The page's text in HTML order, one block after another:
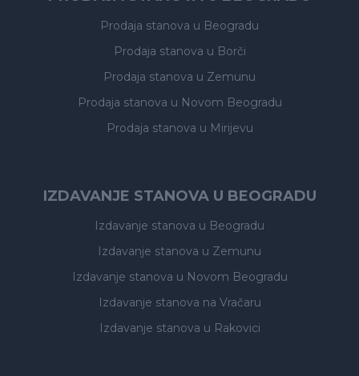
Prodaja stanova u Beogradu
Prodaja stanova u Borči
Prodaja stanova u Zemunu
Prodaja stanova u Novom Beogradu
Prodaja stanova u Mirijevu
IZDAVANJE STANOVA U BEOGRADU
Izdavanje stanova u Beogradu
Izdavanje stanova u Zemunu
Izdavanje stanova u Novom Beogradu
Izdavanje stanova na Vračaru
Izdavanje stanova u Rakovici